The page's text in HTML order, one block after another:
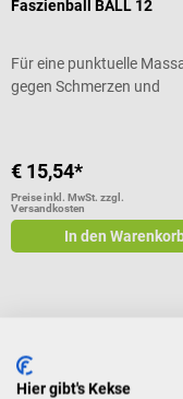
Faszienball BALL 12
Für eine punktuelle
gegen Schmerzen und
€ 15,54*
Preise inkl. MwSt. zzgl.
Versandkosten
In den
Massage
Hier gibt's Kekse